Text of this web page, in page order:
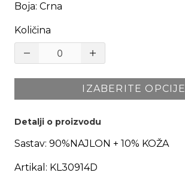
Boja: Crna
Količina
IZABERITE OPCIJE
Detalji o proizvodu
Sastav: 90%NAJLON + 10% KOŽA
Artikal: KL30914D